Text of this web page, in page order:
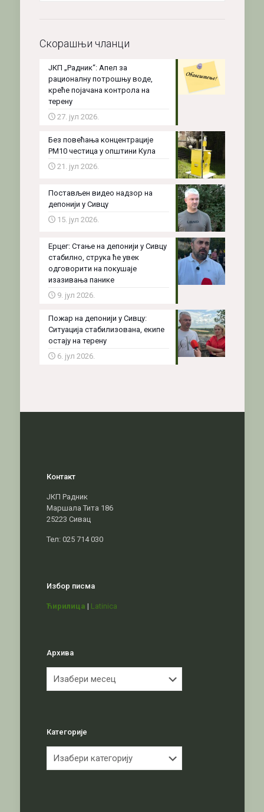
Скорашњи чланци
ЈКП „Радник“: Апел за
рационалну потрошњу воде,
креће појачана контрола на
терену
27. јул 2026.
Без повећања концентрације
PM10 честица у општини Кула
21. јул 2026.
Постављен видео надзор на
депонији у Сивцу
15. јул 2026.
Ерцег: Стање на депонији у Сивцу
стабилно, струка ће увек
одговорити на покушаје
изазивања панике
9. јул 2026.
Пожар на депонији у Сивцу:
Ситуација стабилизована, екипе
остају на терену
6. јул 2026.
Контакт
ЈКП Радник
Маршала Тита 186
25223 Сивац
Тел: 025 714 030
Избор писма
Ћирилица | Latinica
Архива
Категорије